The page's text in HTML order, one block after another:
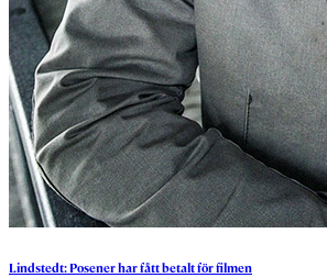
Lindstedt:Posenerharfåttbetaltförfilmen